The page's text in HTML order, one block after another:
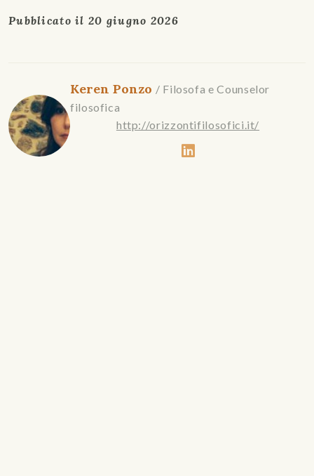
Pubblicato il 20 giugno 2026
Keren Ponzo / Filosofa e Counselor
filosofica
http://orizzontifilosofici.it/